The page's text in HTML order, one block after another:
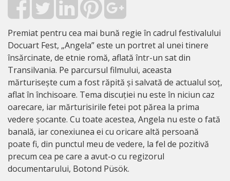
Premiat pentru cea mai bună regie în cadrul festivalului
Docuart Fest, „Angela” este un portret al unei tinere
însărcinate, de etnie romă, aflată într-un sat din
Transilvania. Pe parcursul filmului, aceasta
mărturisește cum a fost răpită și salvată de actualul soț,
aflat în închisoare. Tema discuției nu este în niciun caz
oarecare, iar mărturisirile fetei pot părea la prima
vedere șocante. Cu toate acestea, Angela nu este o fată
banală, iar conexiunea ei cu oricare altă persoană
poate fi, din punctul meu de vedere, la fel de pozitivă
precum cea pe care a avut-o cu regizorul
documentarului, Botond Püsök.